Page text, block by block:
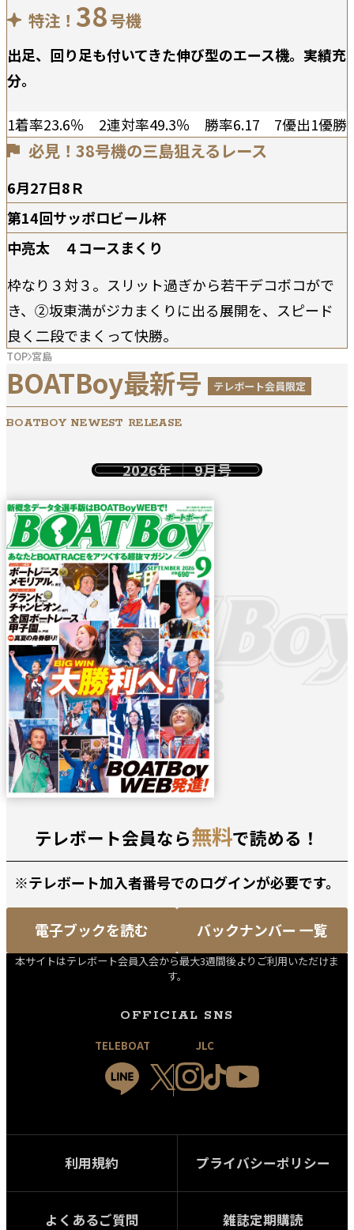
特注！ 38号機
出足、回り足も付いてきた伸び型のエース機。実績充
分。
1着率23.6％ 2連対率49.3％ 勝率6.17 7優出1優勝
必見！38号機の三島狙えるレース
6月27日8Ｒ
第14回サッポロビール杯
中亮太 ４コースまくり
枠なり３対３。スリット過ぎから若干デコボコがで
き、②坂東満がジカまくりに出る展開を、スピード
良く二段でまくって快勝。
TOP 宮島
BOATBoy最新号 テレボート会員限定
BOATBOY NEWEST RELEASE
2026年 9月号
テレボート会員なら無料で読める！
※テレボート加入者番号でのログインが必要です。
電子ブックを読む バックナンバー 一覧
本サイトはテレボート会員入会から最大3週間後よりご利用いただけま
す。
OFFICIAL SNS
TELEBOAT JLC
利用規約 プライバシーポリシー
よくあるご質問 雑誌定期購読